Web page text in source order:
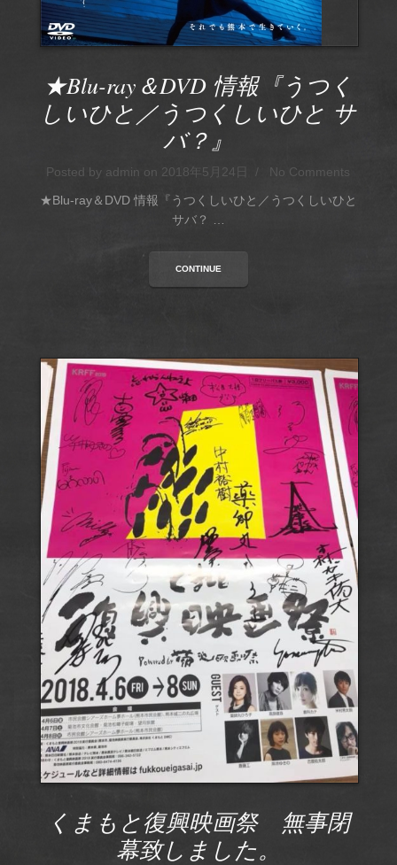
★Blu-ray＆DVD 情報『うつく
しいひと／うつくしいひと サ
バ？』
Posted by admin on 2018年5月24日 / No Comments
★Blu-ray＆DVD 情報『うつくしいひと／うつくしいひと
サバ？ …
CONTINUE
くまもと復興映画祭 無事閉
幕致しました。